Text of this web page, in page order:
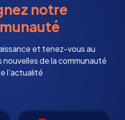
notre
et tenez-vous au
de la communauté
l'actualité